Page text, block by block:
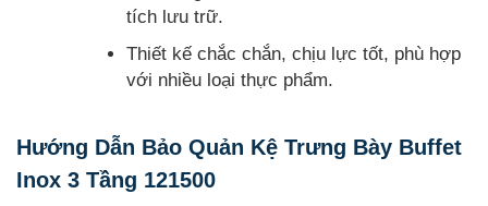
tích lưu trữ.
Thiết kế chắc chắn, chịu lực tốt, phù hợp
với nhiều loại thực phẩm.
Hướng Dẫn Bảo Quản Kệ Trưng Bày Buffet
Inox 3 Tầng 121500